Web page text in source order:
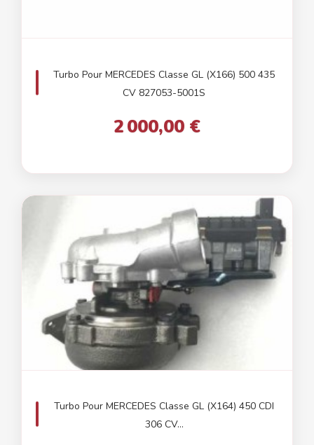
Turbo Pour MERCEDES Classe GL (X166) 500 435
CV 827053-5001S
2 000,00 €
Turbo Pour MERCEDES Classe GL (X164) 450 CDI
306 CV...